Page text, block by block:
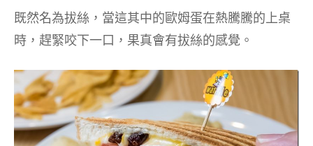
既然名為拔絲，當這其中的歐姆蛋在熱騰騰的上桌
時，趕緊咬下一口，果真會有拔絲的感覺。